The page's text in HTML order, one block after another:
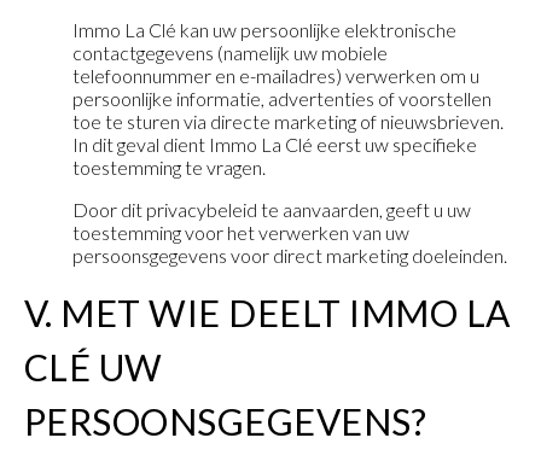
Immo La Clé kan uw persoonlijke elektronische
contactgegevens (namelijk uw mobiele
telefoonnummer en e-mailadres) verwerken om u
persoonlijke informatie, advertenties of voorstellen
toe te sturen via directe marketing of nieuwsbrieven.
In dit geval dient Immo La Clé eerst uw specifieke
toestemming te vragen.
Door dit privacybeleid te aanvaarden, geeft u uw
toestemming voor het verwerken van uw
persoonsgegevens voor direct marketing doeleinden.
V. MET WIE DEELT IMMO LA
CLÉ UW
PERSOONSGEGEVENS?